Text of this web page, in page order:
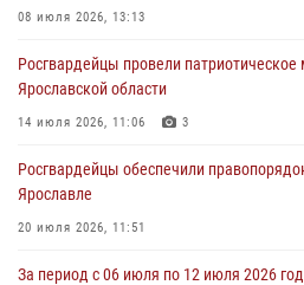
03 августа 2026, 06:20
За период с 20 июля по 26 июля 2026
Росгвардейцы изъяли 41 единицу
нарушением законодательства
В региональном управлении Росгвардии
приуроченный к празднику Крещения
08 июля 2026, 13:13
Росгвардейцы провели
Ярославской области
14 июля 2026, 11:06 3
Росгвардейцы обеспечили
Ярославле
20 июля 2026, 11:51
За период с 06 июля по 12 июля 2026